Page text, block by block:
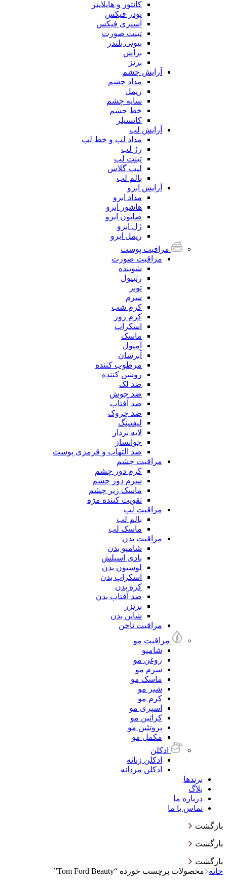
کانتور و هایلایتر
پودر فیکس
اسپری فیکس
تینت صورت
بیوتی بلندر
براش
برنز
آرایش چشم
مداد چشم
ریمل
سایه چشم
خط چشم
کانسیلر
آرایش لب
مداد لب و خط لب
رژ لب
تینت لب
لیپ گلاس
بالم لب
آرایش ابرو
مداد ابرو
هاشور ابرو
صابون ابرو
ژل ابرو
ریمل ابرو
مراقبت پوست
مراقبت صورت
شوینده
رتینول
تونر
سرم
کرم شب
کرم روز
اسکراپ
ماسک
آمپول
آبرسان
مرطوب کننده
روشن کننده
ضد لک
ضد جوش
ضد آفتاب
ضد چروک
لیفتینگ
لایه بردار
جوانساز
ضد التهاب و قرمزی پوست
مراقبت چشم
کرم دور چشم
سرم دور چشم
ماسک زیر چشم
تقویت کننده مژه
مراقبت لب
بالم لب
ماسک لب
مراقبت بدن
شامپو بدن
بادی اسپلش
لوسیون بدن
اسکراپ بدن
کره بدن
ضد آفتاب بدن
برنزر
شاین بدن
مراقبت ناخن
مراقبت مو
شامپو
روغن مو
سرم مو
ماسک مو
شیر مو
کرم مو
اسپری مو
کراتین مو
پروتئین مو
مکمل مو
ادکلن
ادکلن زنانه
ادکلن مردانه
برندها
بلاگ
درباره ما
تماس با ما
بازگشت
بازگشت
بازگشت
خانه
محصولات برچسب خورده “Tom Ford Beauty”